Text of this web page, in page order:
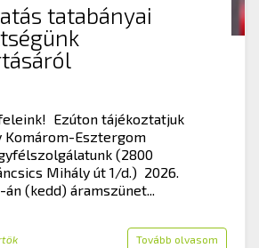
tatabányai
Ezúton tájékoztatjuk
Komárom-Esztergom
(2800
Mihály út 1/d.) 2026.
án (kedd) áramszünet...
Tovább olvasom